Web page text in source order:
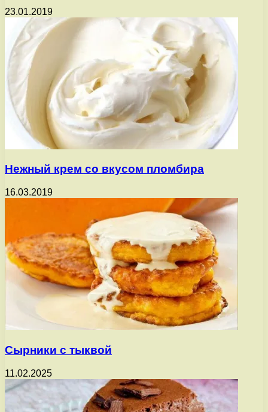
23.01.2019
Нежный крем со вкусом пломбира
16.03.2019
Сырники с тыквой
11.02.2025